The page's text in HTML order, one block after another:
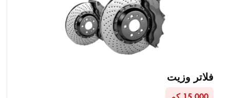
فلاتر وزيت
15,000 كم